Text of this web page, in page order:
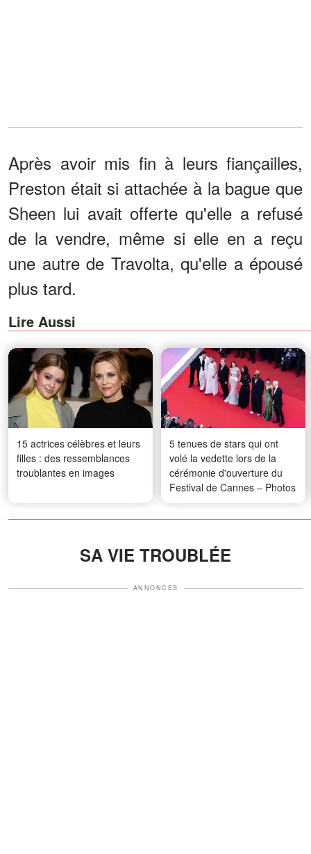
Après avoir mis fin à leurs fiançailles,
Preston était si attachée à la bague que
Sheen lui avait offerte qu'elle a refusé
de la vendre, même si elle en a reçu
une autre de Travolta, qu'elle a épousé
plus tard.
Lire Aussi
15 actrices célèbres et leurs
filles : des ressemblances
troublantes en images
5 tenues de stars qui ont
volé la vedette lors de la
cérémonie d'ouverture du
Festival de Cannes – Photos
SA VIE TROUBLÉE
ANNONCES